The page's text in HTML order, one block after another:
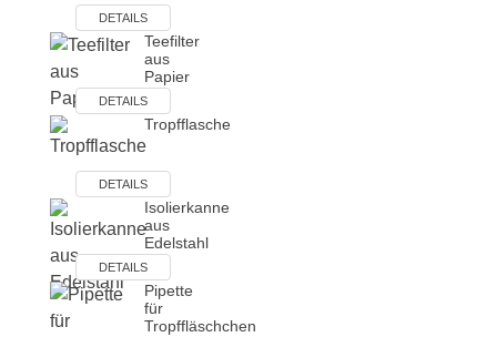
DETAILS
Teefilter
aus
Papier
DETAILS
Tropfflasche
DETAILS
Isolierkanne
aus
Edelstahl
DETAILS
Pipette
für
Tropffläschchen